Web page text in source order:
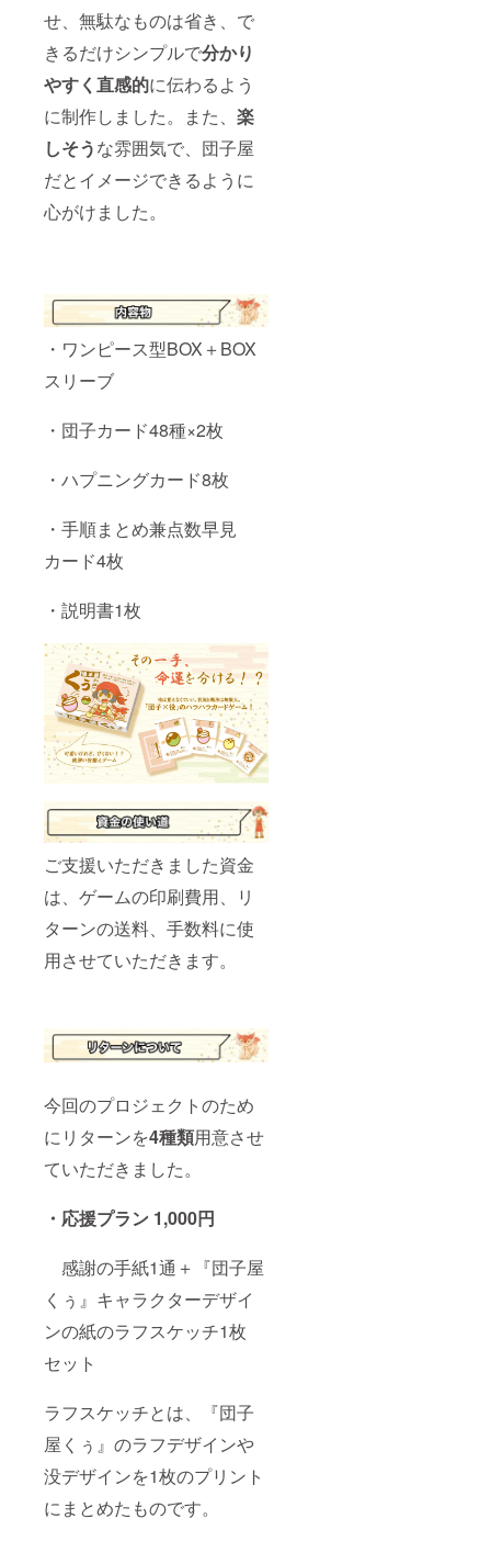
せ、無駄なものは省き、で
きるだけシンプルで分かり
やすく直感的に伝わるよう
に制作しました。また、 楽
しそうな雰囲気で、団子屋
だとイメージできるように
心がけました。
・ワンピース型BOX＋BOX
スリーブ
・団子カード48種×2枚
・ハプニングカード8枚
・手順まとめ兼点数早見
カード4枚
・説明書1枚
ご支援いただきました資金
は、ゲームの印刷費用、リ
ターンの送料、手数料に使
用させていただきます。
今回のプロジェクトのため
にリターンを4種類用意させ
ていただきました。
・ 応援プラン 1,000円
感謝の手紙1通＋『団子屋
くぅ』キャラクターデザイ
ンの紙のラフスケッチ1枚
セット
ラフスケッチとは、『団子
屋くぅ』のラフデザインや
没デザインを1枚のプリント
にまとめたものです。